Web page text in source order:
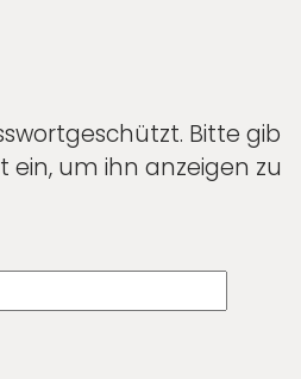
Bitte gib
ein, um ihn anzeigen zu